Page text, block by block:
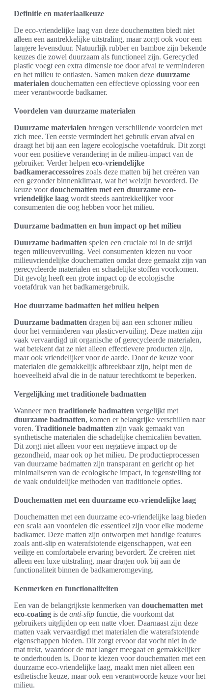
Definitie en materiaalkeuze
De eco-vriendelijke laag van deze douchematten biedt niet
alleen een aantrekkelijke uitstraling, maar zorgt ook voor een
langere levensduur. Natuurlijk rubber en bamboe zijn bekende
keuzes die zowel duurzaam als functioneel zijn. Gerecycled
plastic voegt een extra dimensie toe door afval te verminderen
en het milieu te ontlasten. Samen maken deze duurzame
materialen douchematten een effectieve oplossing voor een
meer verantwoorde badkamer.
Voordelen van duurzame materialen
Duurzame materialen brengen verschillende voordelen met
zich mee. Ten eerste vermindert het gebruik ervan afval en
draagt het bij aan een lagere ecologische voetafdruk. Dit zorgt
voor een positieve verandering in de milieu-impact van de
gebruiker. Verder helpen eco-vriendelijke
badkameraccessoires zoals deze matten bij het creëren van
een gezonder binnenklimaat, wat het welzijn bevorderd. De
keuze voordouchematten met een duurzame eco-
vriendelijke laag wordt steeds aantrekkelijker voor
consumenten die oog hebben voor het milieu.
Duurzame badmatten en hun impact op het milieu
Duurzame badmatten spelen een cruciale rol in de strijd
tegen milieuvervuiling. Veel consumenten kiezen nu voor
milieuvriendelijke douchematten omdat deze gemaakt zijn van
gerecycleerde materialen en schadelijke stoffen voorkomen.
Dit gevolg heeft een grote impact op de ecologische
voetafdruk van het badkamergebruik.
Hoe duurzame badmatten het milieu helpen
Duurzame badmatten dragen bij aan een schoner milieu
door het verminderen van plasticvervuiling. Deze matten zijn
vaak vervaardigd uit organische of gerecycleerde materialen,
wat betekent dat ze niet alleen effectievere producten zijn,
maar ook vriendelijker voor de aarde. Door de keuze voor
materialen die gemakkelijk afbreekbaar zijn, helpt men de
hoeveelheid afval die in de natuur terechtkomt te beperken.
Vergelijking met traditionele badmatten
Wanneer men traditionele badmatten vergelijkt met
duurzame badmatten, komen er belangrijke verschillen naar
voren. Traditionele badmatten zijn vaak gemaakt van
synthetische materialen die schadelijke chemicaliën bevatten.
Dit zorgt niet alleen voor een negatieve impact op de
gezondheid, maar ook op het milieu. De productieprocessen
van duurzame badmatten zijn transparant en gericht op het
minimaliseren van de ecologische impact, in tegenstelling tot
de vaak onduidelijke methoden van traditionele opties.
Douchematten met een duurzame eco-vriendelijke laag
Douchematten met een duurzame eco-vriendelijke laag bieden
een scala aan voordelen die essentieel zijn voor elke moderne
badkamer. Deze matten zijn ontworpen met handige features
zoals anti-slip en waterafstotende eigenschappen, wat een
veilige en comfortabele ervaring bevordert. Ze creëren niet
alleen een luxe uitstraling, maar dragen ook bij aan de
functionaliteit binnen de badkameromgeving.
Kenmerken en functionaliteiten
Een van de belangrijkste kenmerken van douchematten met
eco-coating is de anti-slip functie, die voorkomt dat
gebruikers uitglijden op een natte vloer. Daarnaast zijn deze
matten vaak vervaardigd met materialen die waterafstotende
eigenschappen bieden. Dit zorgt ervoor dat vocht niet in de
mat trekt, waardoor de mat langer meegaat en gemakkelijker
te onderhouden is. Door te kiezen voor douchematten met een
duurzame eco-vriendelijke laag, maakt men niet alleen een
esthetische keuze, maar ook een verantwoorde keuze voor het
milieu.